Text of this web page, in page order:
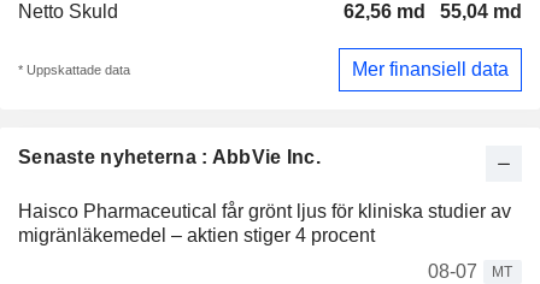
Senaste nyheterna : AbbVie Inc.
Haisco Pharmaceutical får grönt ljus för kliniska studier av
migränläkemedel – aktien stiger 4 procent
08-07
MT
Netto Skuld
62,56 md 55,04 md
* Uppskattade data Mer finansiell data